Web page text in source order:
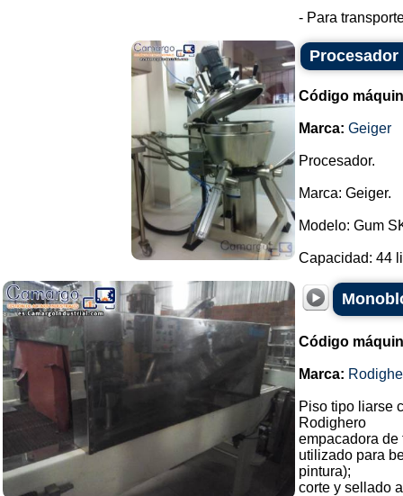
- Para
Procesador
Código
Marca: Geiger
Procesador.
Marca: Geiger.
Modelo: Gum
Capacidad: 44
Código
Marca:
Piso tipo liarse
Rodighero
empacadora
utilizado para
pintura);
corte y sellado